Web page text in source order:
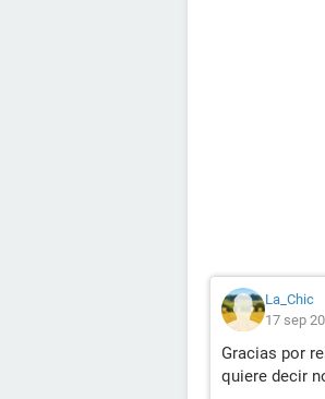
La_Chic
17 sep
Gracias por
quiere decir